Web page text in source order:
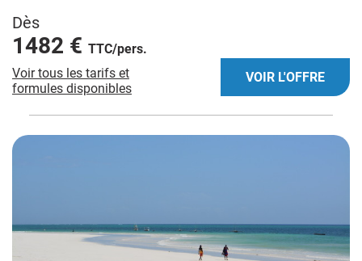
Dès
1482 € TTC/pers.
Voir tous les tarifs et
formules disponibles
VOIR L'OFFRE